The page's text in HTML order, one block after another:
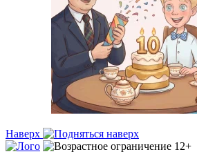
Наверх